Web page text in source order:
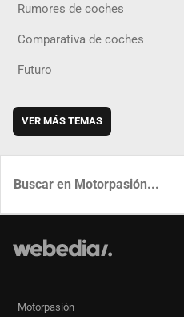
Rumores de coches
Comparativa de coches
Futuro
VER MÁS TEMAS
Motorpasión